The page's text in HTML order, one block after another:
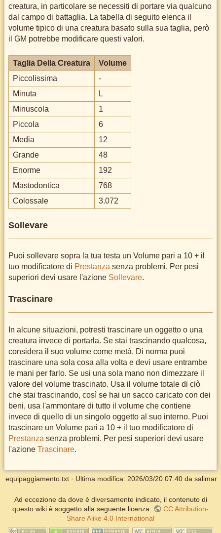
creatura, in particolare se necessiti di portare via qualcuno
dal campo di battaglia. La tabella di seguito elenca il
volume tipico di una creatura basato sulla sua taglia, però
il GM potrebbe modificare questi valori.
Taglia Della Creatura
Volume
Piccolissima
-
Minuta
L
Minuscola
1
Piccola
6
Media
12
Grande
48
Enorme
192
Mastodontica
768
Colossale
3.072
Sollevare
Puoi sollevare sopra la tua testa un Volume pari a 10 + il
tuo modificatore di Prestanza senza problemi. Per pesi
superiori devi usare l'azione Sollevare.
Trascinare
In alcune situazioni, potresti trascinare un oggetto o una
creatura invece di portarla. Se stai trascinando qualcosa,
considera il suo volume come metà. Di norma puoi
trascinare una sola cosa alla volta e devi usare entrambe
le mani per farlo. Se usi una sola mano non dimezzare il
valore del volume trascinato. Usa il volume totale di ciò
che stai trascinando, così se hai un sacco caricato con dei
beni, usa l'ammontare di tutto il volume che contiene
invece di quello di un singolo oggetto al suo interno. Puoi
trascinare un Volume pari a 10 + il tuo modificatore di
Prestanza senza problemi. Per pesi superiori devi usare
l'azione Trascinare.
equipaggiamento.txt · Ultima modifica: 2026/03/20 07:40 da salimar
Ad eccezione da dove è diversamente indicato, il contenuto di
questo wiki è soggetto alla seguente licenza:
CC Attribution-
Share Alike 4.0 International